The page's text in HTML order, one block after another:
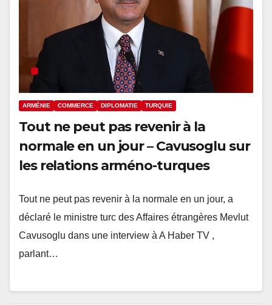
ARMÉNIE COMMERCE DIPLOMATIE TURQUIE
Tout ne peut pas revenir à la
normale en un jour – Cavusoglu sur
les relations arméno-turques
Tout ne peut pas revenir à la normale en un jour, a
déclaré le ministre turc des Affaires étrangères Mevlut
Cavusoglu dans une interview à A Haber TV ,
parlant…